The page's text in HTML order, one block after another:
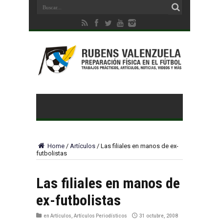
Home / Artículos / Las filiales en manos de ex-
futbolistas
Las filiales en manos de
ex-futbolistas
en Artículos Artículos Periodísticos 31 octubre, 2008